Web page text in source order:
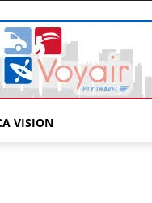
VISION